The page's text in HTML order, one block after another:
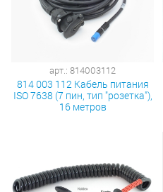
арт.: 814003112
814 003 112 Кабель питания
ISO 7638 (7 пин, тип "розетка"),
16 метров